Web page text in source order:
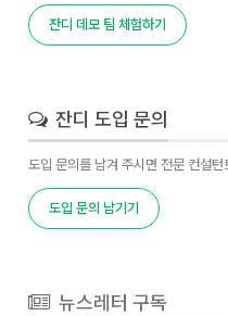
잔디 데모 팀 체험하기
잔디 도입 문의
도입 문의를 남겨 주시면 전문 컨설
도입 문의 남기기
뉴스레터 구독